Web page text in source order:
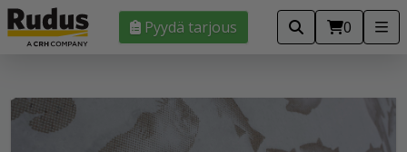
Pyydä tarjous 0